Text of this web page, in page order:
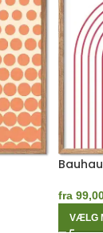
fra
VÆLG